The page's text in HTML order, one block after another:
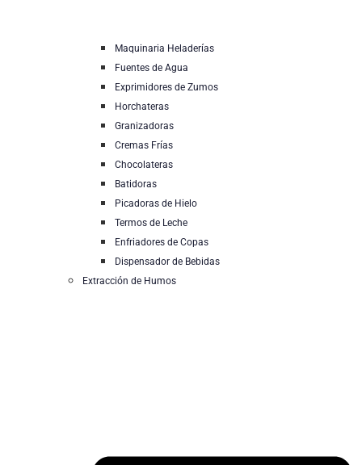
Maquinaria Heladerías
Fuentes de Agua
Exprimidores de Zumos
Horchateras
Granizadoras
Cremas Frías
Chocolateras
Batidoras
Picadoras de Hielo
Termos de Leche
Enfriadores de Copas
Dispensador de Bebidas
Extracción de Humos